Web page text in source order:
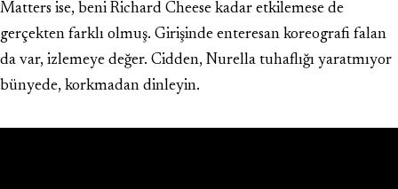
Matters ise, beni Richard Cheese kadar etkilemese de
gerçekten farklı olmuş. Girişinde enteresan koreografi falan
da var, izlemeye değer. Cidden, Nurella tuhaflığı yaratmıyor
bünyede, korkmadan dinleyin.